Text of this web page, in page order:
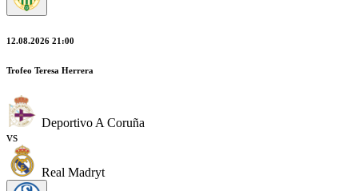
12.08.2026 21:00
Trofeo Teresa Herrera
Deportivo A Coruña
vs
Real Madryt